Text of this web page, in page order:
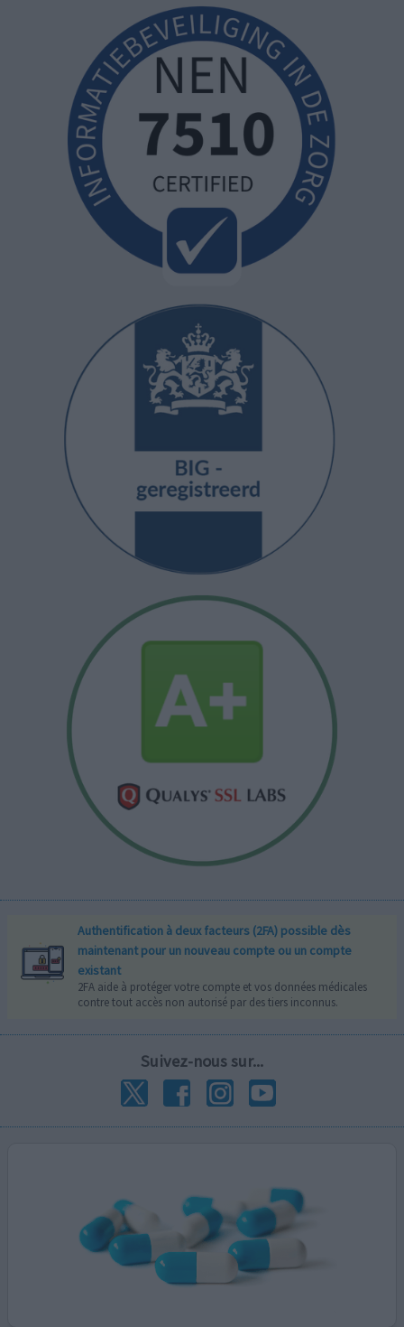
Authentification à deux facteurs (2FA) possible dès
maintenant pour un nouveau compte ou un compte
existant
2FA aide à protéger votre compte et vos données médicales
contre tout accès non autorisé par des tiers inconnus.
Suivez-nous sur...